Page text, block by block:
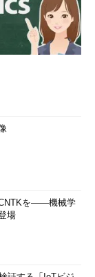
CNTKを――機械学
場